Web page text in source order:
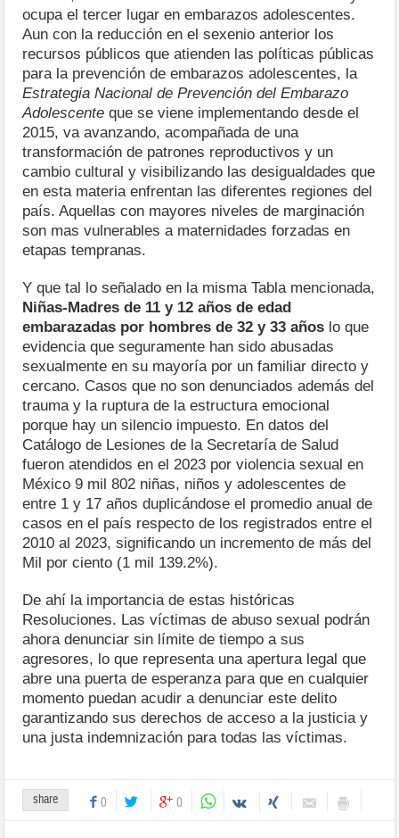
ocupa el tercer lugar en embarazos adolescentes.
Aun con la reducción en el sexenio anterior los
recursos públicos que atienden las políticas públicas
para la prevención de embarazos adolescentes, la
Estrategia Nacional de Prevención del Embarazo
Adolescente que se viene implementando desde el
2015, va avanzando, acompañada de una
transformación de patrones reproductivos y un
cambio cultural y visibilizando las desigualdades que
en esta materia enfrentan las diferentes regiones del
país. Aquellas con mayores niveles de marginación
son mas vulnerables a maternidades forzadas en
etapas tempranas.
Y que tal lo señalado en la misma Tabla mencionada,
Niñas-Madres de 11 y 12 años de edad
embarazadas por hombres de 32 y 33 años lo que
evidencia que seguramente han sido abusadas
sexualmente en su mayoría por un familiar directo y
cercano. Casos que no son denunciados además del
trauma y la ruptura de la estructura emocional
porque hay un silencio impuesto. En datos del
Catálogo de Lesiones de la Secretaría de Salud
fueron atendidos en el 2023 por violencia sexual en
México 9 mil 802 niñas, niños y adolescentes de
entre 1 y 17 años duplicándose el promedio anual de
casos en el país respecto de los registrados entre el
2010 al 2023, significando un incremento de más del
Mil por ciento (1 mil 139.2%).
De ahí la importancia de estas históricas
Resoluciones. Las víctimas de abuso sexual podrán
ahora denunciar sin límite de tiempo a sus
agresores, lo que representa una apertura legal que
abre una puerta de esperanza para que en cualquier
momento puedan acudir a denunciar este delito
garantizando sus derechos de acceso a la justicia y
una justa indemnización para todas las víctimas.
share 0 0